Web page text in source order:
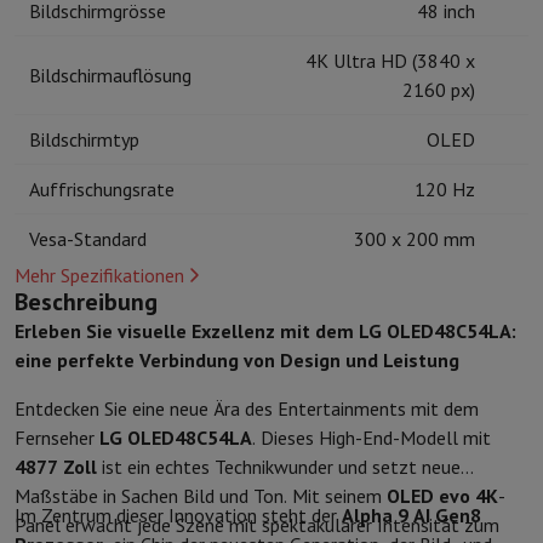
SchutziPhone Hülle Universelle Schutzhülle
Ladegeräte für das AutoApple
Telefonie-ZubehörSpeicherkarte Autohalterung
GSMAlle GSMEmporia GSM
NavigationssystemNavigation Auto Radarwarner Coyote
Verschiedenes
Walkie-Talkies Mobile Fotodrucker
Laptop & NotebookLaptop
Desktop-Computer
PC GamingGaming-BereichLaptop Gaming PC Gamer PC RTX 50
Tablette & E-ReaderTabletteE-ReaderApple iPadSamsung
Drucker & Scanner DruckerHP Instant InkTintenstrahldrucker
NetzwerkFRITZ! IP-Kameras
PeripheriegerätPC-BildschirmTastaturMausPC-Headsets
Arbeitsspeicher & SpeicherFestplatteSolid State Drive (SSD)
SoftwareOperating systemAndere
Bildschirmgrösse 48 inch
Bildschirmauflösung
4K Ultra HD (3840 x
2160 px)
Bildschirmtyp OLED
Auffrischungsrate 120 Hz
Vesa-Standard
300 x 200 mm
Mehr Spezifikationen
Beschreibung
Erleben Sie visuelle Exzellenz mit dem LG OLED48C54LA:
eine perfekte Verbindung von Design und Leistung
Entdecken Sie eine neue Ära des Entertainments mit dem
Fernseher LG OLED48C54LA. Dieses High-End-Modell mit
4877 Zoll ist ein echtes Technikwunder und setzt neue
Maßstäbe in Sachen Bild und Ton. Mit seinem OLED evo 4K-
Panel erwacht jede Szene mit spektakulärer Intensität zum
Im Zentrum dieser Innovation steht derAlpha 9 AI Gen8